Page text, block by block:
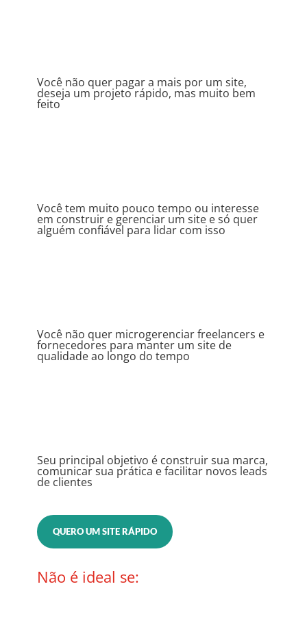
Você não quer pagar a mais por um site,
deseja um projeto rápido, mas muito bem
feito
Você tem muito pouco tempo ou interesse
em construir e gerenciar um site e só quer
alguém confiável para lidar com isso
Você não quer microgerenciar freelancers e
fornecedores para manter um site de
qualidade ao longo do tempo
Seu principal objetivo é construir sua marca,
comunicar sua prática e facilitar novos leads
de clientes
QUERO UM SITE RÁPIDO
Não é ideal se: